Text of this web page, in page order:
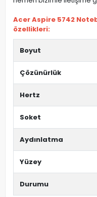
Acer Aspire 5742
özellikleri:
Boyut
Çözünürlük
Hertz
Soket
Aydınlatma
Yüzey
Durumu